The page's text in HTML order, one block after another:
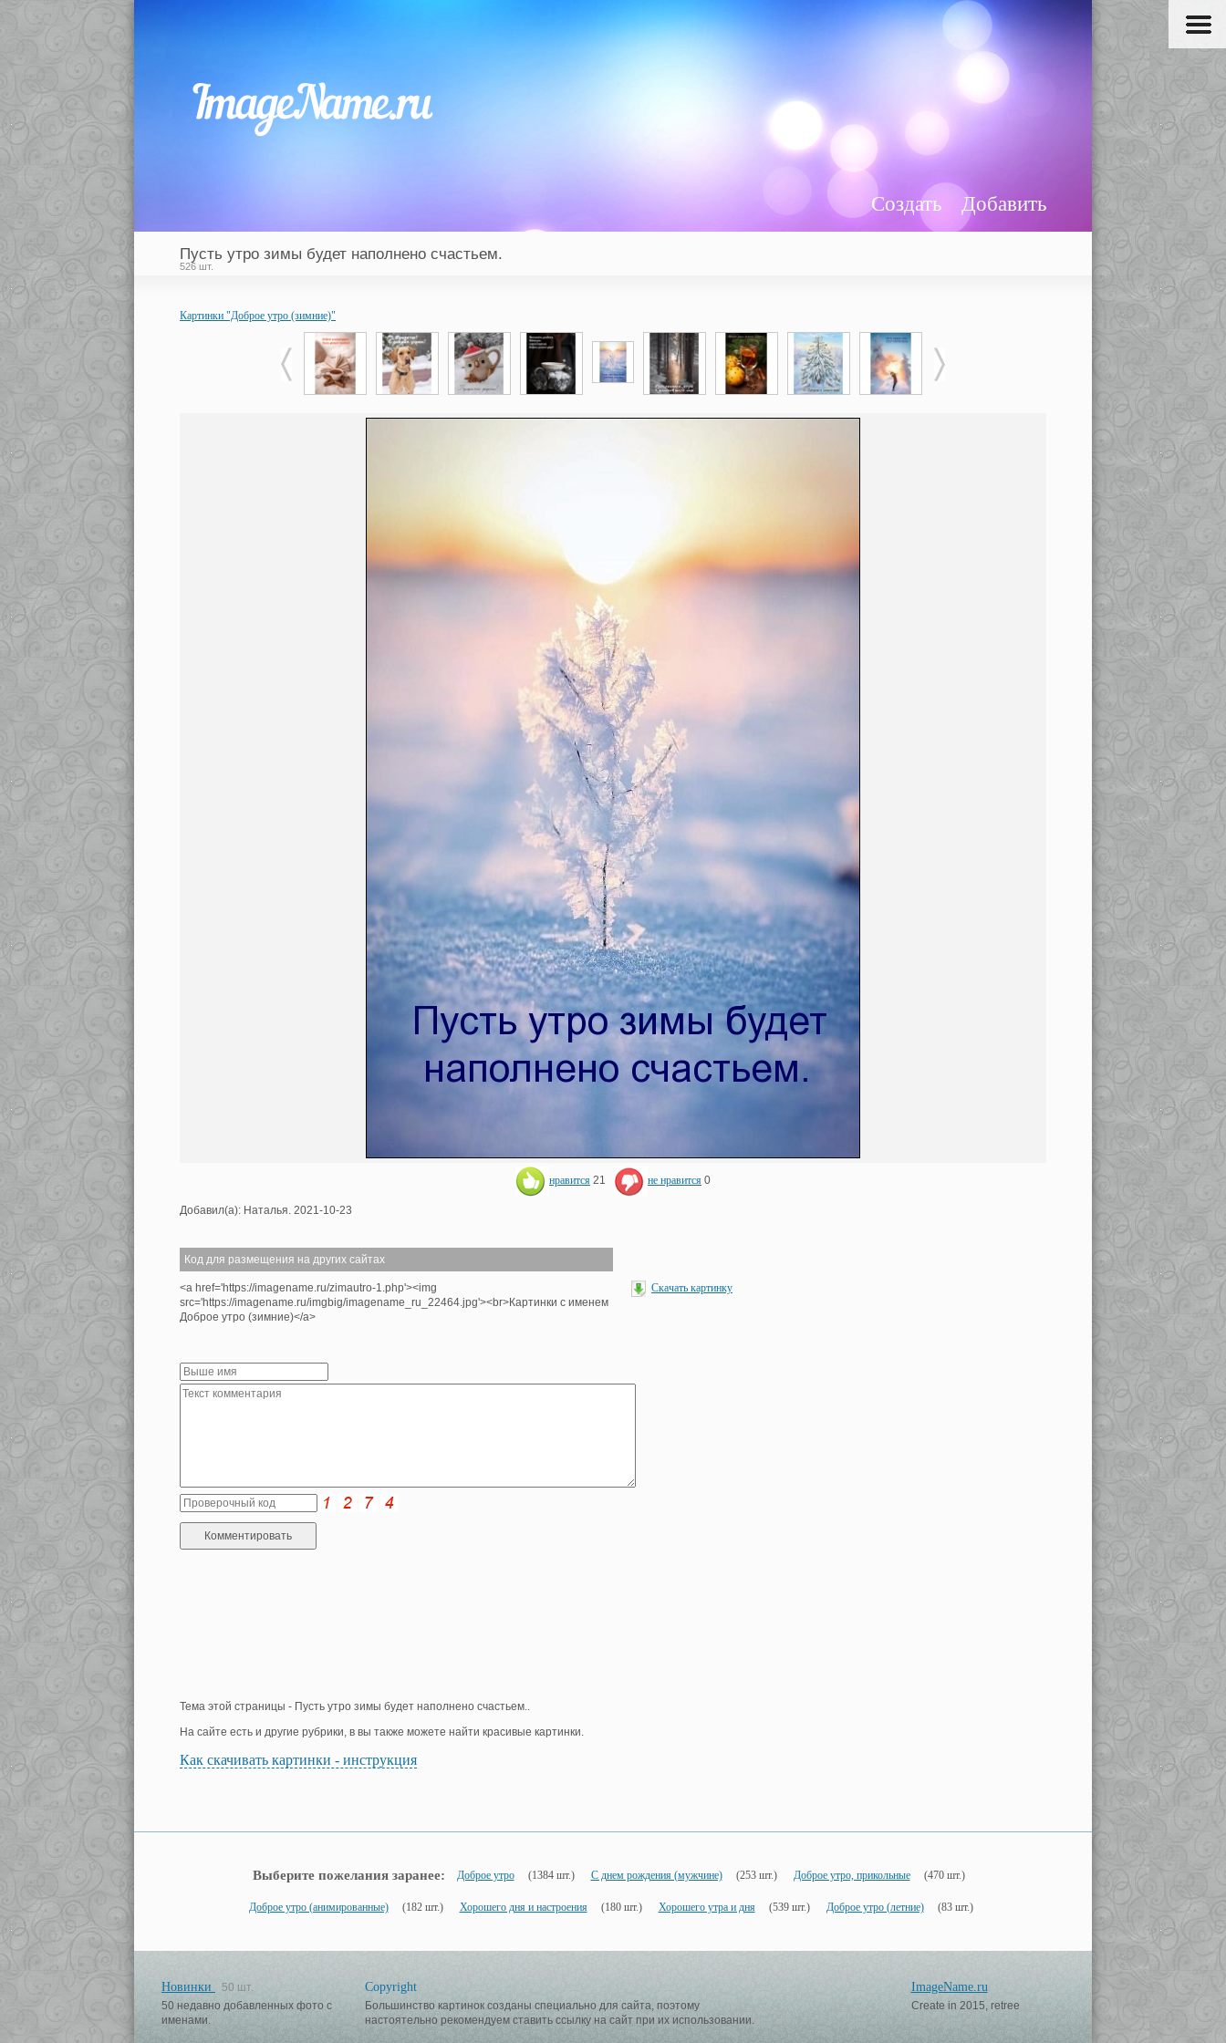
Добавить
Создать
Пусть утро зимы будет наполнено счастьем.
526 шт.
Картинки "Доброе утро (зимние)"
нравится 21 не нравится 0
Добавил(а): Наталья. 2021-10-23
Код для размещения на других сайтах
<a href='https://imagename.ru/zimautro-1.php'><img
src='https://imagename.ru/imgbig/imagename_ru_22464.jpg'><br>Картинки с именем
Доброе утро (зимние)</a>
Скачать картинку
Тема этой страницы - Пусть утро зимы будет наполнено счастьем..
На сайте есть и другие рубрики, в вы также можете найти красивые картинки.
Как скачивать картинки - инструкция
Выберите пожелания заранее: Доброе утро (1384 шт.) С днем рождения (мужчине) (253 шт.) Доброе утро, прикольные (470 шт.)
Доброе утро (анимированные) (182 шт.) Хорошего дня и настроения (180 шт.) Хорошего утра и дня (539 шт.) Доброе утро (летние) (83 шт.)
Новинки
50 шт.
50 недавно добавленных фото с
именами.
Copyright
Большинство картинок созданы специально для сайта, поэтому
настоятельно рекомендуем ставить ссылку на сайт при их использовании.
ImageName.ru
Create in 2015, retree